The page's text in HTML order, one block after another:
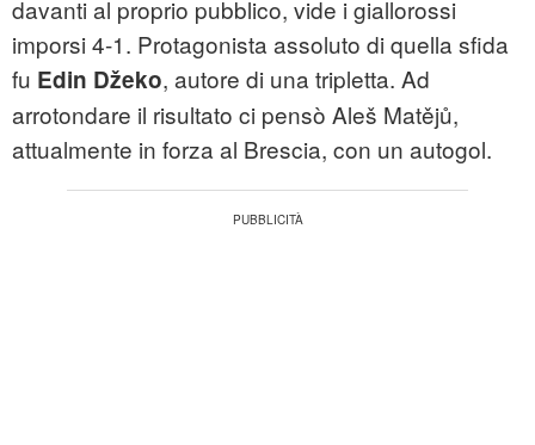
davanti al proprio pubblico, vide i giallorossi
imporsi 4-1. Protagonista assoluto di quella sfida
fu Edin Džeko, autore di una tripletta. Ad
arrotondare il risultato ci pensò Aleš Matějů,
attualmente in forza al Brescia, con un autogol.